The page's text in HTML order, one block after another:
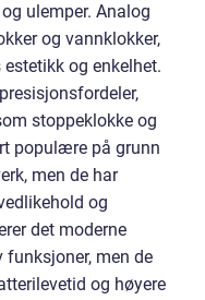
ulemper. Analog
og vannklokker,
og enkelhet.
stoppeklokke og
populære på grunn
men de har
og
det moderne
men de
og høyere